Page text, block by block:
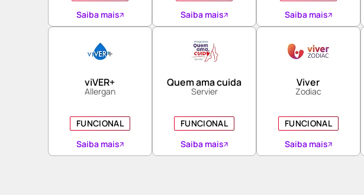
Saiba mais
Saiba mais
Saiba mais
viVER+
Allergan
FUNCIONAL
Saiba mais
Quem ama cuida
Servier
FUNCIONAL
Saiba mais
Viver
Zodiac
FUNCIONAL
Saiba mais